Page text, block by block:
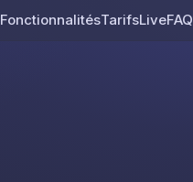
FonctionnalitésTarifsLiveFAQ